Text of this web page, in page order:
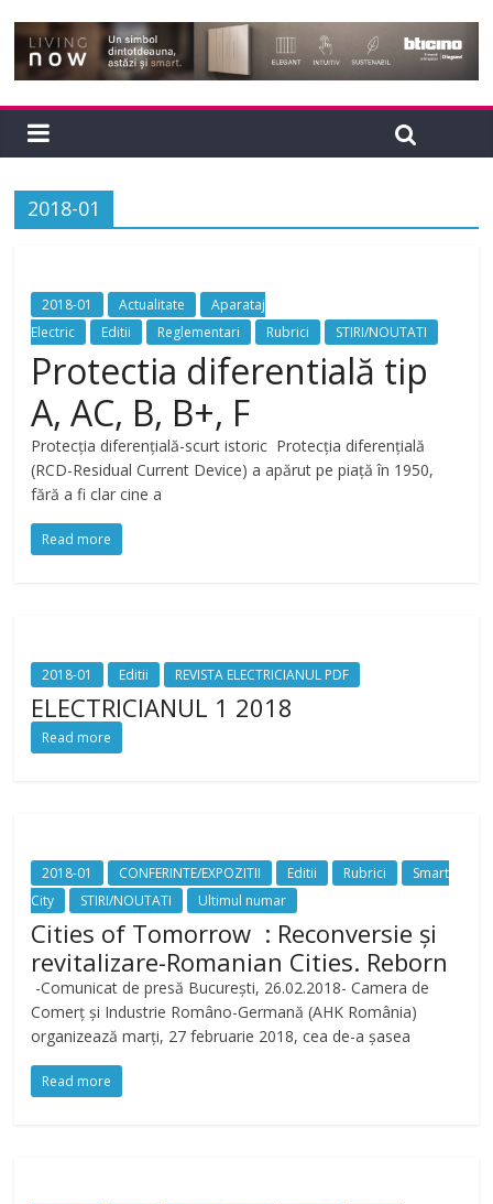
2018-01
2018-01 Actualitate
Aparataj
Electric
Editii Reglementari Rubrici STIRI/NOUTATI
Protectia diferentială tip
A, AC, B, B+, F
Protecția diferențială-scurt istoric Protecția diferențială
(RCD-Residual Current Device) a apărut pe piață în 1950,
fără a fi clar cine a
Read more
2018-01 Editii REVISTA ELECTRICIANUL PDF
ELECTRICIANUL 1 2018
Read more
2018-01 CONFERINTE/EXPOZITII Editii Rubrici
Smart
City
STIRI/NOUTATI Ultimul numar
Cities of Tomorrow : Reconversie și
revitalizare-Romanian Cities. Reborn
-Comunicat de presă București, 26.02.2018- Camera de
Comerț și Industrie Româno-Germană (AHK România)
organizează marți, 27 februarie 2018, cea de-a șasea
Read more